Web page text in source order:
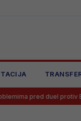
pred duel protiv BiH